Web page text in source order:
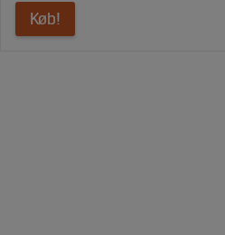
Køb!